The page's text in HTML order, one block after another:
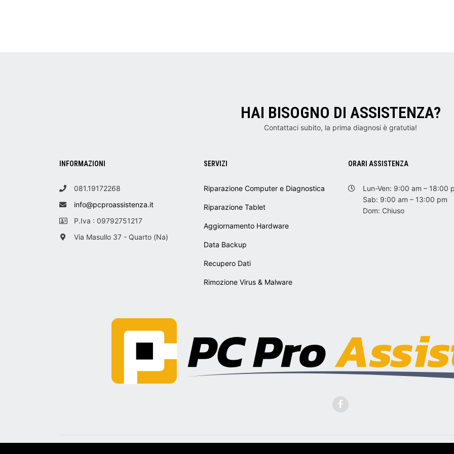
HAI BISOGNO DI ASSISTENZA?
Contattaci subito, la prima diagnosi è gratutia!
INFORMAZIONI
081.19172268
info@pcproassistenza.it
P.Iva : 09792751217
Via Masullo 37 - Quarto (Na)
SERVIZI
Riparazione Computer e Diagnostica
Riparazione Tablet
Aggiornamento Hardware
Data Backup
Recupero Dati
Rimozione Virus & Malware
ORARI ASSISTENZA
Lun-Ven: 9:00 am – 18:00
Sab: 9:00 am – 13:00 pm
Dom: Chiuso